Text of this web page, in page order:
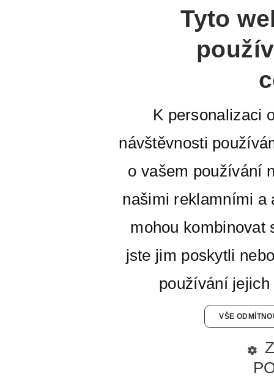
Tyto
K personalizaci
návštěvnosti
o vašem používání
našimi reklamními a
mohou kombinovat
jste jim poskytli
používání
VŠE